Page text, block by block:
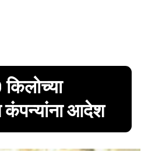
कंपन्यांना आदेश